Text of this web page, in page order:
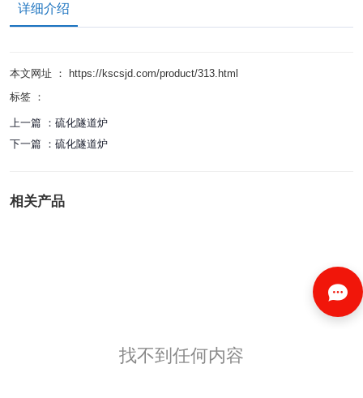
详细介绍
本文网址 ： https://kscsjd.com/product/313.html
标签 ：
上一篇 ： 硫化隧道炉
下一篇 ： 硫化隧道炉
相关产品
找不到任何内容